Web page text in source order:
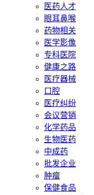
医药人才
眼耳鼻喉
药物相关
医学影像
专科医院
健康之路
医疗器械
口腔
医疗纠纷
会议营销
化学药品
生物医药
中成药
批发企业
肿瘤
保健食品